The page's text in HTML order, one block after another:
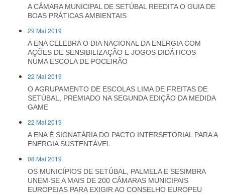
A CÂMARA MUNICIPAL DE SETÚBAL REEDITA O GUIA DE
BOAS PRÁTICAS AMBIENTAIS
29 Mai 2019
A ENA CELEBRA O DIA NACIONAL DA ENERGIA COM
AÇÕES DE SENSIBILIZAÇÃO E JOGOS DIDÁTICOS
NUMA ESCOLA DE POCEIRÃO
22 Mai 2019
O AGRUPAMENTO DE ESCOLAS LIMA DE FREITAS DE
SETÚBAL, PREMIADO NA SEGUNDA EDIÇÃO DA MEDIDA
GAME
22 Mai 2019
A ENA É SIGNATÁRIA DO PACTO INTERSETORIAL PARA A
ENERGIA SUSTENTÁVEL
08 Mai 2019
OS MUNICÍPIOS DE SETÚBAL, PALMELA E SESIMBRA
UNEM-SE A MAIS DE 200 CÂMARAS MUNICIPAIS
EUROPEIAS PARA EXIGIR AO CONSELHO EUROPEU